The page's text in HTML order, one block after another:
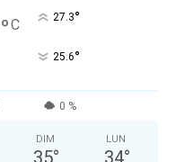
°C 27.3°
25.6°
0 %
DIM
35°
LUN
34°